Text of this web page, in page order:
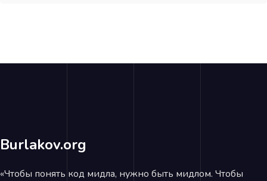
Burlakov.org
«Чтобы понять код мидла, нужно быть мидлом. Чтобы